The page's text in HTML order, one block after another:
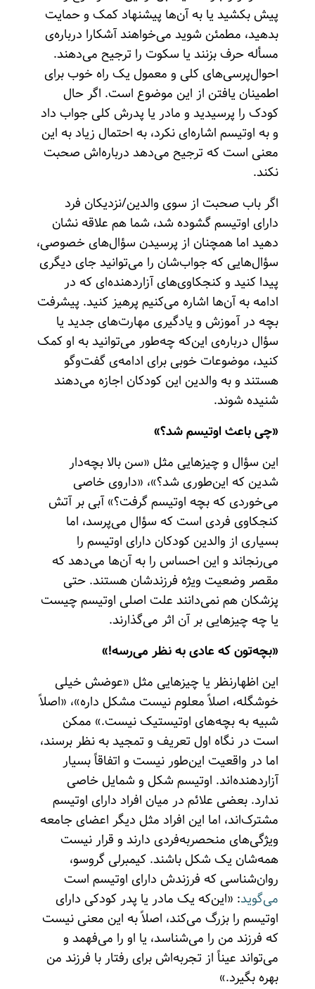
پیش بکشید یا به آن‌ها پیشنهاد کمک و حمایت
بدهید، مطمئن شوید می‌خواهند آشکارا درباره‌ی
مسأله حرف بزنند یا سکوت را ترجیح می‌دهند.
احوال‌پرسی‌های کلی و معمول یک راه خوب برای
اطمینان یافتن از این موضوع است. اگر حال
کودک را پرسیدید و مادر یا پدرش کلی جواب داد
و به اوتیسم اشاره‌ای نکرد، به احتمال زیاد به این
معنی است که ترجیح می‌دهد درباره‌اش صحبت
نکند.
اگر باب صحبت از سوی والدین/نزدیکان فرد
دارای اوتیسم گشوده شد، شما هم علاقه نشان
دهید اما همچنان از پرسیدن سؤال‌های خصوصی،
سؤال‌هایی که جواب‌شان را می‌توانید جای دیگری
پیدا کنید و کنجکاوی‌های آزاردهنده‌ای که در
ادامه به آن‌ها اشاره می‌کنیم پرهیز کنید. پیشرفت
بچه در آموزش و یادگیری مهارت‌های جدید یا
سؤال درباره‌ی این‌که چه‌طور می‌توانید به او کمک
کنید، موضوعات خوبی برای ادامه‌ی گفت‌وگو
هستند و به والدین این کودکان اجازه می‌دهند
شنیده شوند.
«چی باعث اوتیسم شد؟»
این سؤال و چیزهایی مثل «سن بالا بچه‌دار
شدین که این‌طوری شد؟»، «داروی خاصی
می‌خوردی که بچه اوتیسم گرفت؟» آبی بر آتش
کنجکاوی فردی است که سؤال می‌پرسد، اما
بسیاری از والدین کودکان دارای اوتیسم را
می‌رنجاند و این احساس را به آن‌ها می‌دهد که
مقصر وضعیت ویژه فرزندشان هستند. حتی
پزشکان هم نمی‌دانند علت اصلی اوتیسم چیست
یا چه چیزهایی بر آن اثر می‌گذارند.
«بچه‌تون که عادی به نظر می‌رسه!»
این اظهارنظر یا چیزهایی مثل «عوضش خیلی
خوشگله، اصلاً معلوم نیست مشکل داره»، «اصلاً
شبیه به بچه‌های اوتیستیک نیست.» ممکن
است در نگاه اول تعریف و تمجید به نظر برسند،
اما در واقعیت این‌طور نیست و اتفاقاً بسیار
آزاردهنده‌اند. اوتیسم شکل و شمایل خاصی
ندارد. بعضی علائم در میان افراد دارای اوتیسم
مشترک‌اند، اما این افراد مثل دیگر اعضای جامعه
ویژگی‌های منحصربه‌فردی دارند و قرار نیست
همه‌شان یک شکل باشند. کیمبرلی گروسو،
روان‌شناسی که فرزندش دارای اوتیسم است
می‌گوید: «این‌که یک مادر یا پدر کودکی دارای
اوتیسم را بزرگ می‌کند، اصلاً به این معنی نیست
که فرزند من را می‌شناسد، یا او را می‌فهمد و
می‌تواند عیناً از تجربه‌اش برای رفتار با فرزند من
بهره بگیرد.»